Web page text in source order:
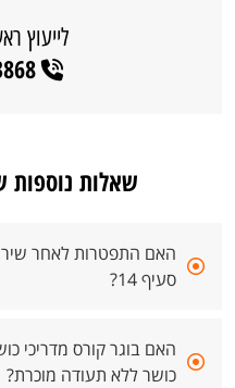
לייעוץ
077-9973868
שאלות נוספות
האם התפטרות לאחר
סעיף 14?
כושר ללא תעודה מוכרת?